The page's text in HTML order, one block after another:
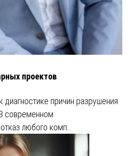
проектов
причин разрушения
современном
любого комп…